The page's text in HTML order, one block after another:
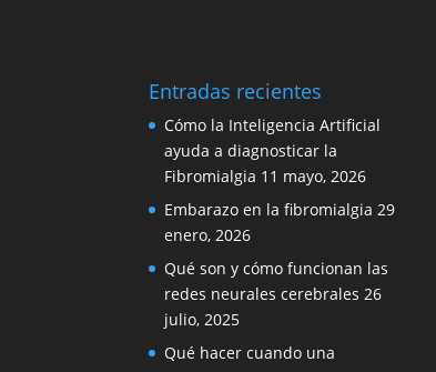
Entradas recientes
Cómo la Inteligencia Artificial
ayuda a diagnosticar la
Fibromialgia 11 mayo, 2026
Embarazo en la fibromialgia 29
enero, 2026
Qué son y cómo funcionan las
redes neurales cerebrales 26
julio, 2025
Qué hacer cuando una